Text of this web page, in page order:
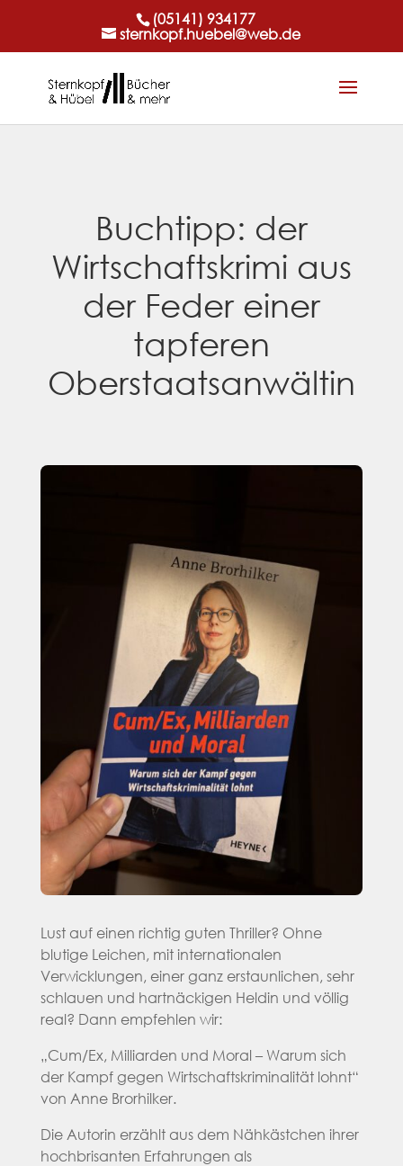
(05141) 934177
sternkopf.huebel@web.de
Buchtipp: der
Wirtschaftskrimi aus
der Feder einer
tapferen
Oberstaatsanwältin
Lust auf einen richtig guten Thriller? Ohne
blutige Leichen, mit internationalen
Verwicklungen, einer ganz erstaunlichen, sehr
schlauen und hartnäckigen Heldin und völlig
real? Dann empfehlen wir:
„Cum/Ex, Milliarden und Moral – Warum sich
der Kampf gegen Wirtschaftskriminalität lohnt“
von Anne Brorhilker.
Die Autorin erzählt aus dem Nähkästchen ihrer
hochbrisanten Erfahrungen als